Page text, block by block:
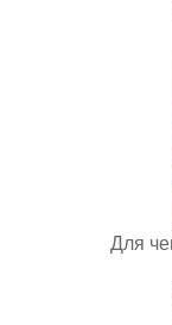
Для